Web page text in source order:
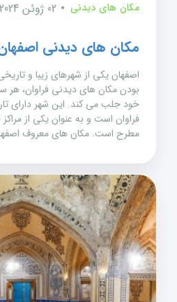
مکان های دیدنی 02 ژوئن 2024
مکان های دیدنی
اصفهان یکی از شهرهای زیبا و
بودن مکان های دیدنی فراوان، هر
خود جلب می کند. این شهر دارای
فراوان است و به عنوان یکی از
مطرح است. مکان های معروف